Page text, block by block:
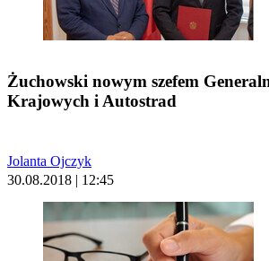
Żuchowski nowym szefem
Krajowych i Autostrad
Jolanta Ojczyk
30.08.2018 | 12:45